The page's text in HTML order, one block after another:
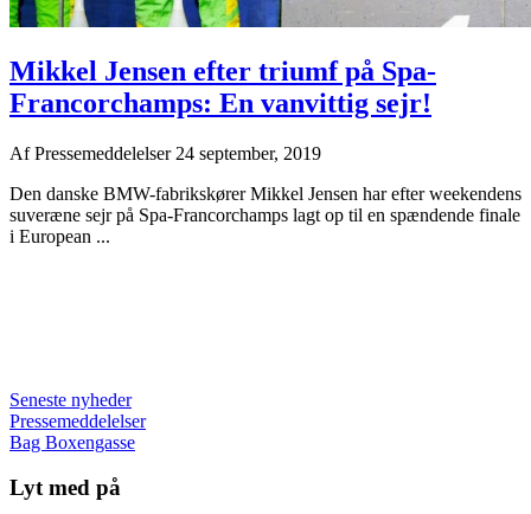
Mikkel Jensen efter triumf på Spa-
Francorchamps: En vanvittig sejr!
AfPressemeddelelser 24 september, 2019
Den danske BMW-fabrikskører Mikkel Jensen har efter weekendens
suveræne sejr på Spa-Francorchamps lagt op til en spændende finale
i European ...
Seneste nyheder
Pressemeddelelser
Bag Boxengasse
Lyt med på